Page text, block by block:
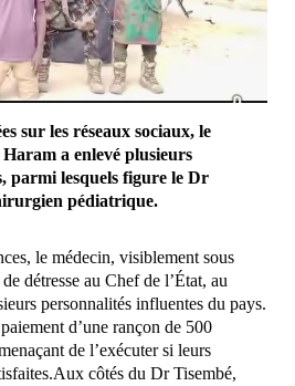
sur les réseaux sociaux, le
a enlevé plusieurs
parmi lesquels figure le Dr
pédiatrique.
le médecin, visiblement sous
détresse au Chef de l’État, au
personnalités influentes du pays.
d’une rançon de 500
de l’exécuter si leurs
côtés du Dr Tisembé,